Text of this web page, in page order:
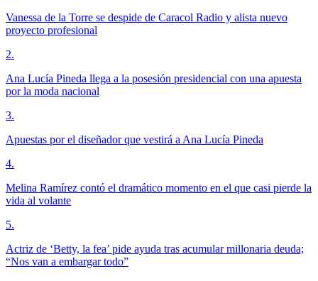
Vanessa de la Torre se despide de Caracol Radio y alista nuevo
proyecto profesional
2.
Ana Lucía Pineda llega a la posesión presidencial con una apuesta
por la moda nacional
3.
Apuestas por el diseñador que vestirá a Ana Lucía Pineda
4.
Melina Ramírez contó el dramático momento en el que casi pierde la
vida al volante
5.
Actriz de ‘Betty, la fea’ pide ayuda tras acumular millonaria deuda;
“Nos van a embargar todo”